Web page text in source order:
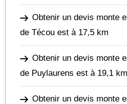
Obtenir un devis monte
de Técou est à 17,5 km
Obtenir un devis monte
de Puylaurens est à 19,1 km
Obtenir un devis monte